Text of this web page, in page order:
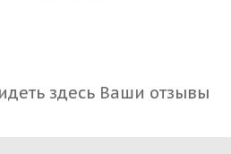
здесь Ваши отзывы